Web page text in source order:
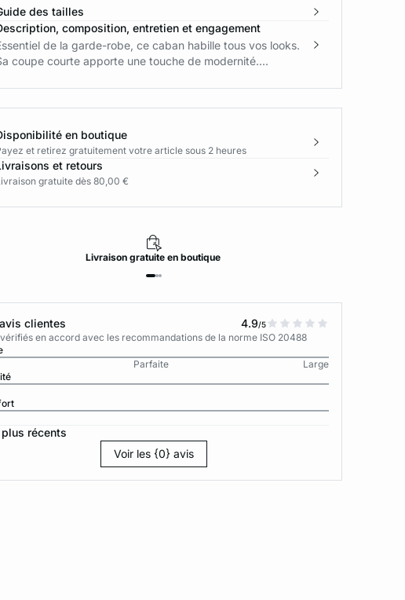
des tailles
composition, entretien et engagement
de la garde-robe, ce caban habille tous vos looks.
coupe courte apporte une touche de modernité....
en boutique
et retirez gratuitement votre article sous 2 heures
et retours
gratuite dès 80,00 €
Livraison gratuite en boutique
clientes 4.9/5
en accord avec les recommandations de la norme ISO 20488
Parfaite
Large
plus récents
Voir les {0} avis